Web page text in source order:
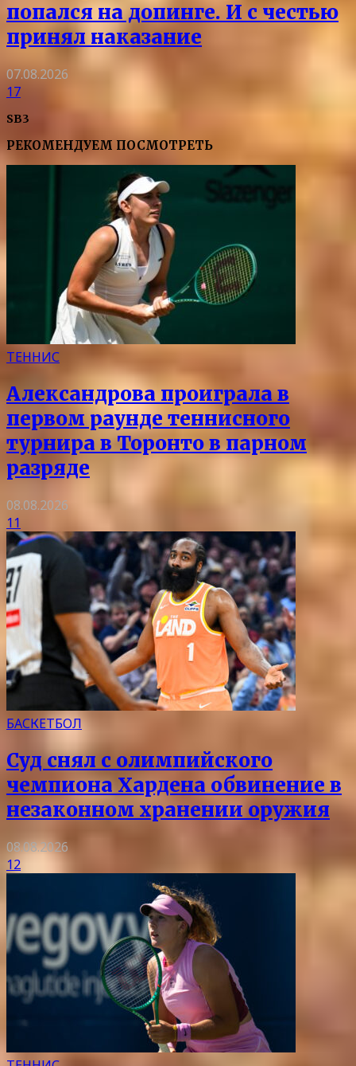
попался на допинге. И с честью
принял наказание
07.08.2026
17
SB3
РЕКОМЕНДУЕМ ПОСМОТРЕТЬ
ТЕННИС
Александрова проиграла в
первом раунде теннисного
турнира в Торонто в парном
разряде
08.08.2026
11
БАСКЕТБОЛ
Суд снял с олимпийского
чемпиона Хардена обвинение в
незаконном хранении оружия
08.08.2026
12